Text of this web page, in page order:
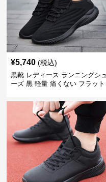
¥5,740 (税込)
黒靴 レディース ランニングシュ
ーズ 黒 軽量 痛くない フラット